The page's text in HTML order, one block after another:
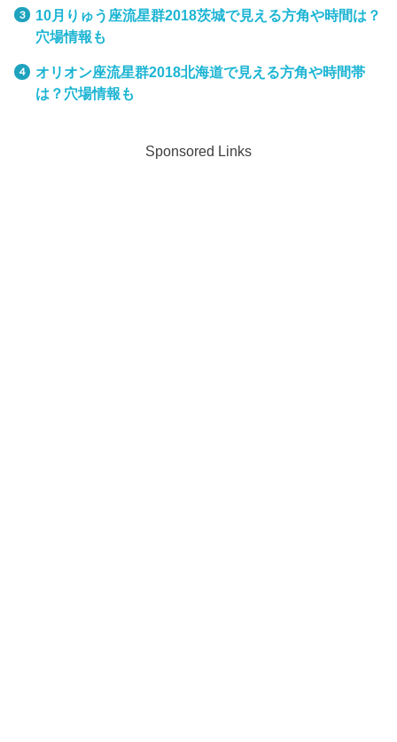
10月りゅう座流星群2018茨城で見える方角や時間は？
穴場情報も
オリオン座流星群2018北海道で見える方角や時間帯
は？穴場情報も
Sponsored Links